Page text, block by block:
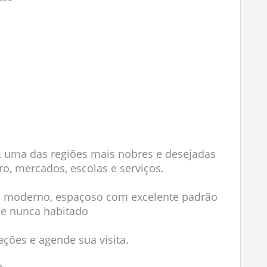
das regiões mais nobres e desejadas
mercados, escolas e serviços.
espaçoso com excelente padrão
nunca habitado
e agende sua visita.